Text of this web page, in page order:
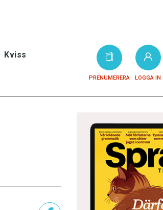
Kviss
PRENUMERERA LOGGA IN